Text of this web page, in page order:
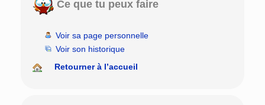
Ce que tu peux faire
Voir sa page personnelle
Voir son historique
Retourner à l’accueil